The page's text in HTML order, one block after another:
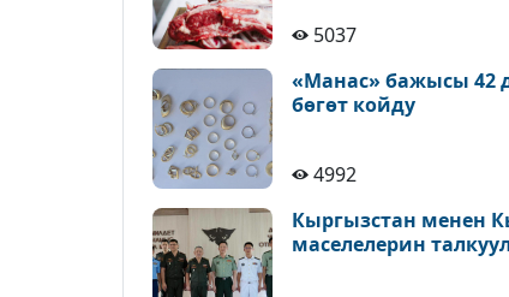
5037
«Манас» бажысы 42
бөгөт койду
4992
Кыргызстан менен
маселелерин